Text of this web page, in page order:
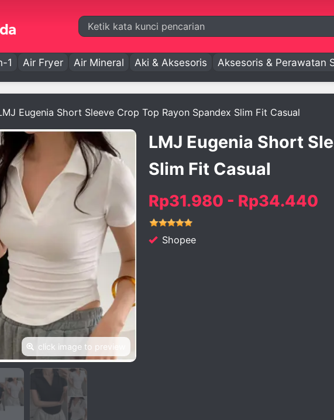
Cari
1 Air Fryer Air Mineral Aki & Aksesoris Aksesoris & Perawatan
Eugenia Short Sleeve Crop Top Rayon Spandex Slim Fit Casual
click image to preview
LMJ Eugenia Short
Slim Fit Casual
Rp31.980 - Rp34.440
Shopee